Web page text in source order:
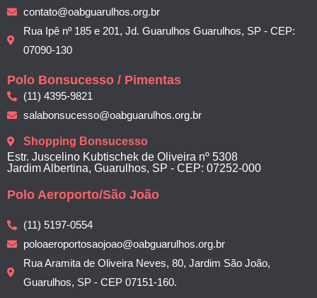
contato@oabguarulhos.org.br
Rua Ipê nº 185 e 201, Jd. Guarulhos Guarulhos, SP - CEP:
07090-130
Polo Bonsucesso / Pimentas
(11) 4395-9821
salabonsucesso@oabguarulhos.org.br
Shopping Bonsucesso
Estr. Juscelino Kubtischek de Oliveira nº 5308
Jardim Albertina, Guarulhos, SP - CEP: 07252-000
Polo Aeroporto/São João
(11) 5197-0554
poloaeroportosaojoao@oabguarulhos.org.br
Rua Aramita de Oliveira Neves, 80, Jardim São João,
Guarulhos, SP - CEP 07151-160.